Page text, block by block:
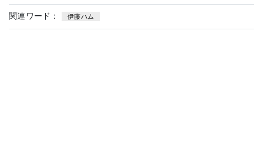
関連ワード： 伊藤ハム